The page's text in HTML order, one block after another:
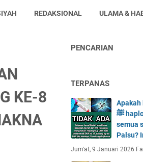
REDAKSIONAL ULAMA &
KE-8
PENCARIAN
TERPANAS
Apakah
ﷺ haplogroup-nya J1? Dan
semua
Palsu?
Jum'at, 9 Januari 2026